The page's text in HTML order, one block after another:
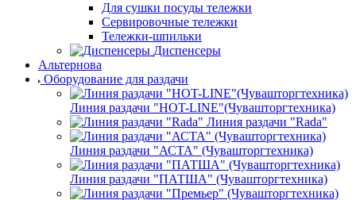
Для сушки посуды тележки
Сервировочные тележки
Тележки-шпильки
Диспенсеры
Альтернова
Оборудование для раздачи
Линия раздачи "HOT-LINE"(Чувашторгтехника)
Линия раздачи "Rada"
Линия раздачи "АСТА" (Чувашторгтехника)
Линия раздачи "ПАТША" (Чувашторгтехника)